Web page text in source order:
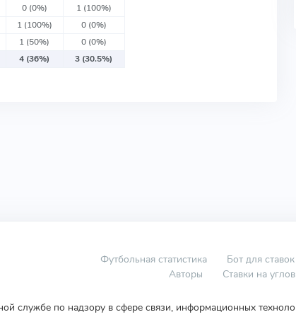
0 (0%)
1 (100%)
1 (100%)
0 (0%)
1 (50%)
0 (0%)
4 (36%) 3 (30.5%)
Футбольная статистика
Бот для
Авторы
Ставки на
службе по надзору в сфере связи, информационных